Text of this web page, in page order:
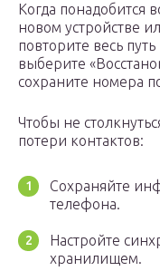
Когда понадобится
новом устройстве
повторите весь
выберите
сохраните номера
Чтобы не
потери контактов:
Сохраняйте
телефона.
Настройте
хранилищем.